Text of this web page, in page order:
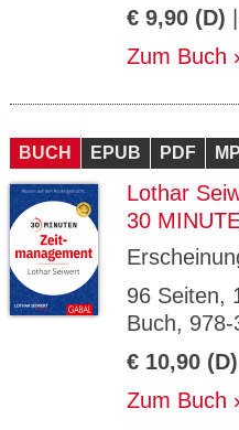
€ 9,90 (D)
Zum Buch
BUCH EPUB PDF
Lothar
30
96 Seiten,
Buch,
€ 10,90 (D)
Zum Buch